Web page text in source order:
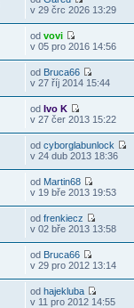
v 29 črc 2026 13:29
odvovi
v 05 pro 2016 14:56
od Bruca66
v 27 říj 2014 15:44
odIvo K
v 27 čer 2013 15:22
odcyborglabunlock
v 24 dub 2013 18:36
od Martin68
v 19 bře 2013 19:53
odfrenkiecz
v 02 bře 2013 13:58
od Bruca66
v 29 pro 2012 13:14
odhajekluba
v 11 pro 2012 14:55